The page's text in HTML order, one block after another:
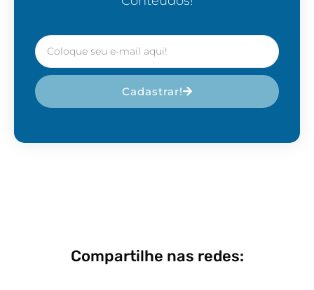
Cadastrar!
Compartilhe nas redes: